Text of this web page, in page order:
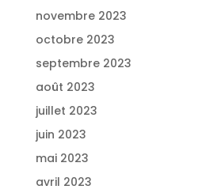
novembre 2023
octobre 2023
septembre 2023
août 2023
juillet 2023
juin 2023
mai 2023
avril 2023